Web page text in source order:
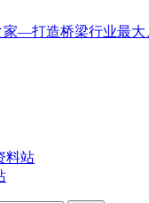
料站